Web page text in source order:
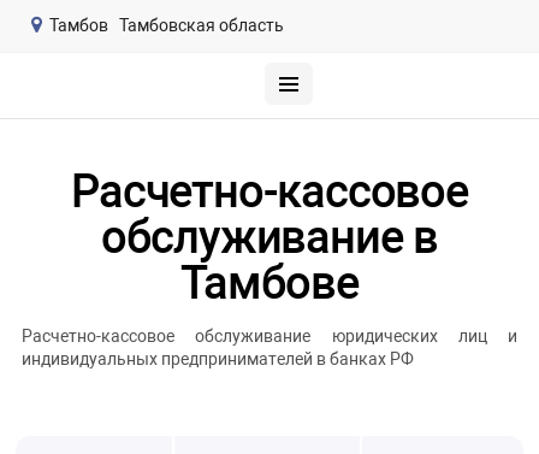
Тамбов Тамбовская область
Расчетно-кассовое
обслуживание в
Тамбове
Расчетно-кассовое обслуживание юридических лиц и
индивидуальных предпринимателей в банках РФ